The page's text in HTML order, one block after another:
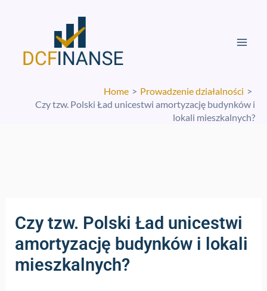
Home
Prowadzenie działalności
Czy tzw. Polski Ład unicestwi amortyzację budynków i
lokali mieszkalnych?
Czy tzw. Polski Ład unicestwi
amortyzację budynków i lokali
mieszkalnych?